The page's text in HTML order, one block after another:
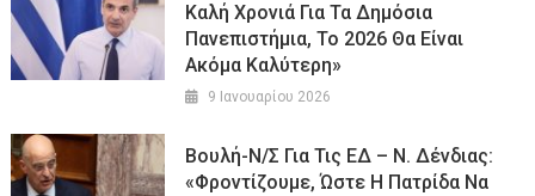
Καλή Χρονιά Για Τα Δημόσια
Πανεπιστήμια, Το 2026 Θα Είναι
Ακόμα Καλύτερη»
9 Ιανουαρίου 2026
Βουλή-Ν/σ Για Τις ΕΔ – Ν. Δένδιας:
«Φροντίζουμε, Ώστε Η Πατρίδα Να